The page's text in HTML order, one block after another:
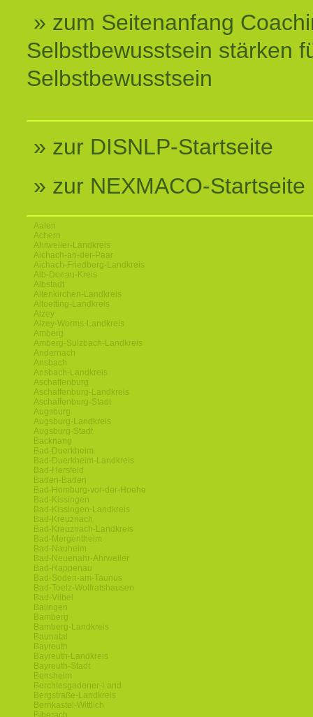
» zum Seitenanfang
Selbstbewusstsein stärken
Selbstbewusstsein
» zur DISNLP-Startseite
» zur NEXMACO-Startseite
Aalen
Achern
Ahrweiler-Landkreis
Aichach-an-der-Paar
Aichach-Friedberg-Landkreis
Alb-Donau-Kreis
Albstadt
Altenkirchen-Landkreis
Altoetting-Landkreis
Alzey
Alzey-Worms-Landkreis
Amberg
Amberg-Sulzbach-Landkreis
Andernach
Ansbach
Ansbach-Landkreis
Aschaffenburg
Aschaffenburg-Landkreis
Aschaffenburg-Stadt
Augsburg
Augsburg-Landkreis
Augsburg-Stadt
Backnang
Bad-Duerkheim
Bad-Duerkheim-Landkreis
Bad-Hersfeld
Baden-Baden
Bad-Homburg-vor-der-Hoehe
Bad-Kissingen
Bad-Kissingen-Landkreis
Bad-Kreuznach
Bad-Kreuznach-Landkreis
Bad-Mergentheim
Bad-Nauheim
Bad-Neuenahr-Ahrweiler
Bad-Rappenau
Bad-Soden-am-Taunus
Bad-Toelz-Wolfratshausen
Bad-Vilbel
Balingen
Bamberg
Bamberg-Landkreis
Baunatal
Bayreuth
Bayreuth-Landkreis
Bayreuth-Stadt
Bensheim
Berchtesgadener-Land
Bergstraße-Landkreis
Bernkastel-Wittlich
Biberach